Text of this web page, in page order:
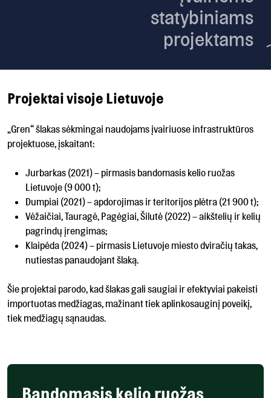
Projektai visoje Lietuvoje
„Gren“ šlakas sėkmingai naudojams įvairiuose infrastruktūros
projektuose, įskaitant:
Jurbarkas (2021) – pirmasis bandomasis kelio ruožas
Lietuvoje (9 000 t);
Dumpiai (2021) – apdorojimas ir teritorijos plėtra (21 900 t);
Vėžaičiai, Tauragė, Pagėgiai, Šilutė (2022) – aikštelių ir kelių
pagrindų įrengimas;
Klaipėda (2024) – pirmasis Lietuvoje miesto dviračių takas,
nutiestas panaudojant šlaką.
Šie projektai parodo, kad šlakas gali saugiai ir efektyviai pakeisti
importuotas medžiagas, mažinant tiek aplinkosauginį poveikį,
tiek medžiagų sąnaudas.
Bandomasis kelio ruožas